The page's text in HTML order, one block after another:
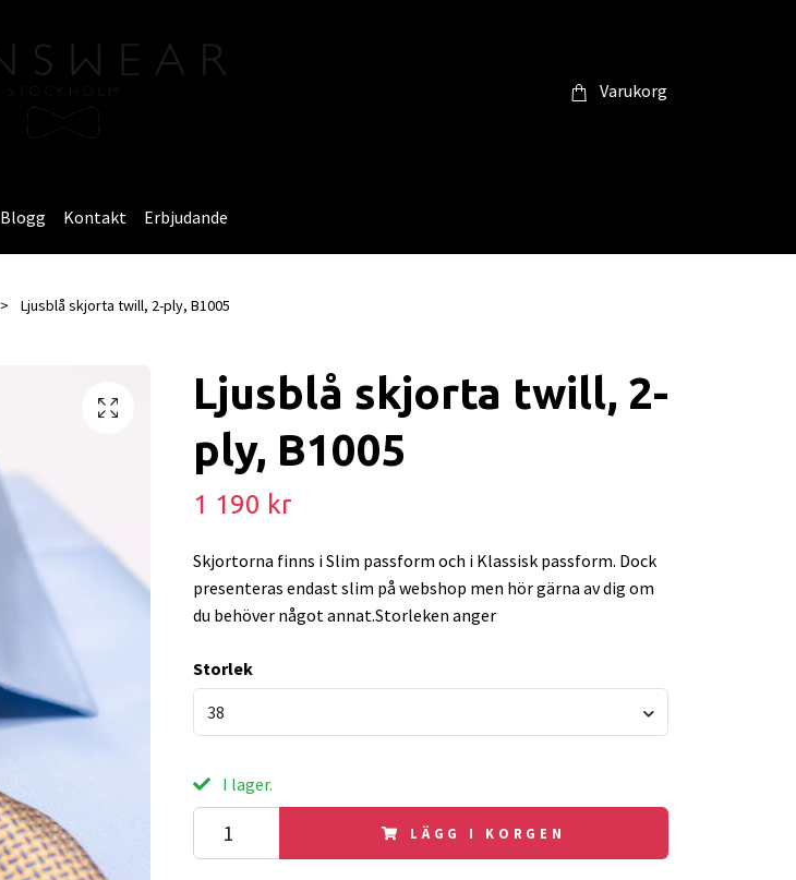
Varukorg
Blogg Kontakt Erbjudande
Ljusblå skjorta twill, 2-ply, B1005
Ljusblå skjorta twill, 2-
ply, B1005
1 190 kr
Skjortorna finns i Slim passform och i Klassisk passform. Dock
presenteras endast slim på webshop men hör gärna av dig om
du behöver något annat.Storleken anger
Storlek
38
I lager.
LÄGG I KORGEN